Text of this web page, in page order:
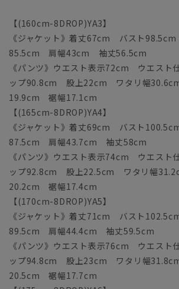
【(160cm-8DROP)YA3】
《ジャケット》着丈67cm バスト
85.5cm 肩幅43cm 袖丈56.5cm
《パンツ》ウエスト表示72cm ウエス
ップ90.8cm 股上22cm ワタリ幅
19.9cm 裾幅17.1cm
【(165cm-8DROP)YA4】
《ジャケット》着丈69cm バスト
87.5cm 肩幅43.7cm 袖丈58cm
《パンツ》ウエスト表示74cm ウエス
ップ92.8cm 股上22.5cm ワタリ幅
20.2cm 裾幅17.4cm
【(170cm-8DROP)YA5】
《ジャケット》着丈71cm バスト
89.5cm 肩幅44.4cm 袖丈59.5cm
《パンツ》ウエスト表示76cm ウエス
ップ94.8cm 股上23cm ワタリ幅
20.5cm 裾幅17.7cm